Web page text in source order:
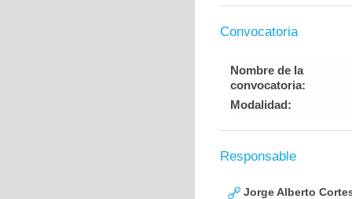
Convocatoria
Nombre de la
convocatoria:
Modalidad:
Responsable
Jorge Alberto